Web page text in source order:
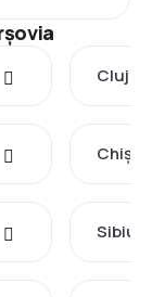
Cluj-
Sibiu -